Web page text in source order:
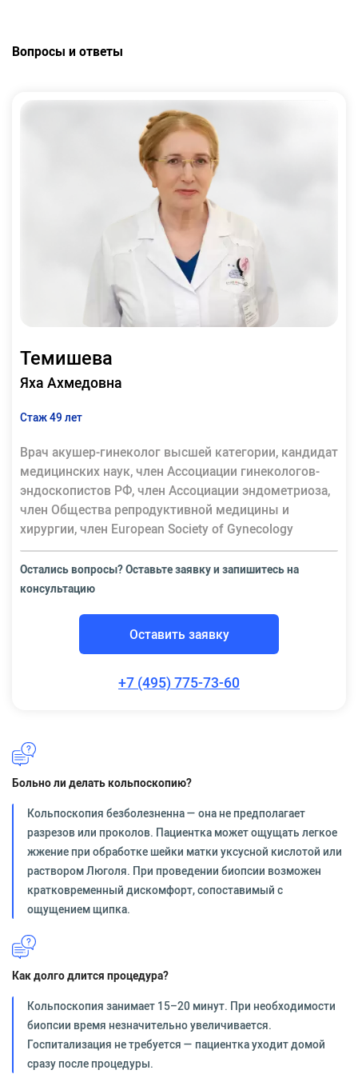
Вопросы и ответы
Темишева
Яха Ахмедовна
Стаж 49 лет
Врач акушер-гинеколог высшей категории, кандидат
медицинских наук, член Ассоциации гинекологов-
эндоскопистов РФ, член Ассоциации эндометриоза,
член Общества репродуктивной медицины и
хирургии, член European Society of Gynecology
Остались вопросы? Оставьте заявку и запишитесь на
консультацию
Оставить заявку
+7 (495) 775-73-60
Больно ли делать кольпоскопию?
Кольпоскопия безболезненна — она не предполагает
разрезов или проколов. Пациентка может ощущать легкое
жжение при обработке шейки матки уксусной кислотой или
раствором Люголя. При проведении биопсии возможен
кратковременный дискомфорт, сопоставимый с
ощущением щипка.
Как долго длится процедура?
Кольпоскопия занимает 15–20 минут. При необходимости
биопсии время незначительно увеличивается.
Госпитализация не требуется — пациентка уходит домой
сразу после процедуры.